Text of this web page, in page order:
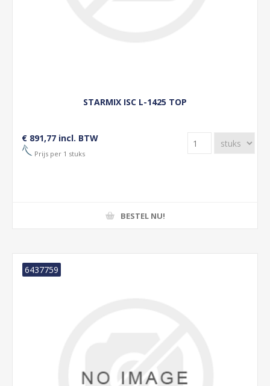
STARMIX ISC L-1425 TOP
€ 891,77 incl. BTW
Prijs per 1 stuks
BESTEL NU!
6437759